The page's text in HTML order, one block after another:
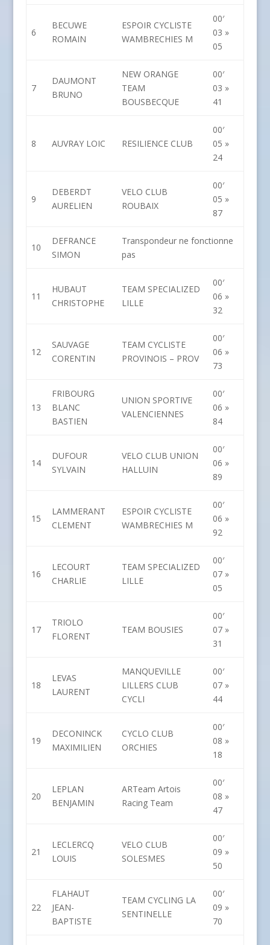
6
BECUWE
ROMAIN
ESPOIR CYCLISTE
WAMBRECHIES M
00′
03 »
05
7
DAUMONT
BRUNO
NEW ORANGE
TEAM
BOUSBECQUE
00′
03 »
41
8 AUVRAY LOIC RESILIENCE CLUB
00′
05 »
24
9
DEBERDT
AURELIEN
VELO CLUB
ROUBAIX
00′
05 »
87
10
DEFRANCE
SIMON
Transpondeur ne fonctionne
pas
11
HUBAUT
CHRISTOPHE
TEAM SPECIALIZED
LILLE
00′
06 »
32
12
SAUVAGE
CORENTIN
TEAM CYCLISTE
PROVINOIS – PROV
00′
06 »
73
13
FRIBOURG
BLANC
BASTIEN
UNION SPORTIVE
VALENCIENNES
00′
06 »
84
14
DUFOUR
SYLVAIN
VELO CLUB UNION
HALLUIN
00′
06 »
89
15
LAMMERANT
CLEMENT
ESPOIR CYCLISTE
WAMBRECHIES M
00′
06 »
92
16
LECOURT
CHARLIE
TEAM SPECIALIZED
LILLE
00′
07 »
05
17
TRIOLO
FLORENT
TEAM BOUSIES
00′
07 »
31
18
LEVAS
LAURENT
MANQUEVILLE
LILLERS CLUB
CYCLI
00′
07 »
44
19
DECONINCK
MAXIMILIEN
CYCLO CLUB
ORCHIES
00′
08 »
18
20
LEPLAN
BENJAMIN
ARTeam Artois
Racing Team
00′
08 »
47
21
LECLERCQ
LOUIS
VELO CLUB
SOLESMES
00′
09 »
50
22
FLAHAUT
JEAN-
BAPTISTE
TEAM CYCLING LA
SENTINELLE
00′
09 »
70